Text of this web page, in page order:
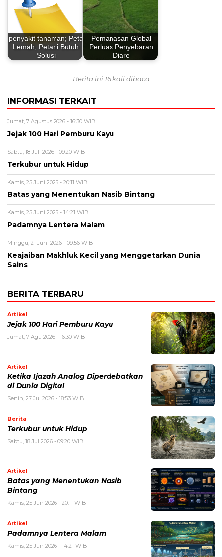
penyakit tanaman; Peta
Lemah, Petani Butuh
Solusi
Pemanasan Global
Perluas Penyebaran
Diare
Berita ini 16 kali dibaca
INFORMASI TERKAIT
Jumat, 7 Agustus 2026 - 16:30 WIB
Jejak 100 Hari Pemburu Kayu
Sabtu, 18 Juli 2026 - 09:20 WIB
Terkubur untuk Hidup
Kamis, 25 Juni 2026 - 20:11 WIB
Batas yang Menentukan Nasib Bintang
Kamis, 25 Juni 2026 - 14:21 WIB
Padamnya Lentera Malam
Minggu, 21 Juni 2026 - 09:56 WIB
Keajaiban Makhluk Kecil yang Menggetarkan Dunia
Sains
BERITA TERBARU
Artikel
Jejak 100 Hari Pemburu Kayu
Jumat, 7 Agu 2026 - 16:30 WIB
Artikel
Ketika Ijazah Analog Diperdebatkan
di Dunia Digital
Senin, 27 Jul 2026 - 18:53 WIB
Berita
Terkubur untuk Hidup
Sabtu, 18 Jul 2026 - 09:20 WIB
Artikel
Batas yang Menentukan Nasib
Bintang
Kamis, 25 Jun 2026 - 20:11 WIB
Artikel
Padamnya Lentera Malam
Kamis, 25 Jun 2026 - 14:21 WIB